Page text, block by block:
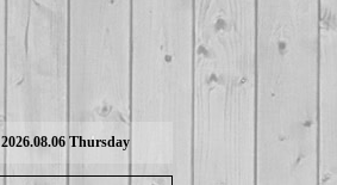
2026.08.06 Thursday